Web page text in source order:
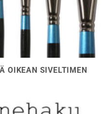
OIKEAN SIVELTIMEN